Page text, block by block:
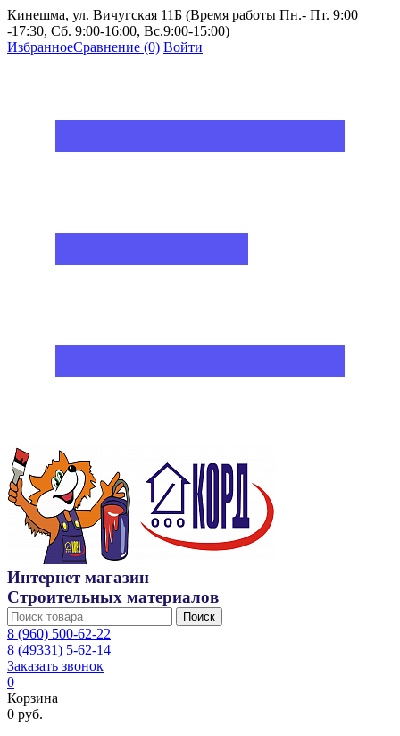
Кинешма, ул. Вичугская 11Б (Время работы Пн.- Пт. 9:00
-17:30, Сб. 9:00-16:00, Вс.9:00-15:00)
ИзбранноеСравнение (0) Войти
Интернет магазин
Строительных материалов
Поиск
8 (960) 500-62-22
8 (49331) 5-62-14
Заказать звонок
0
Корзина
0 руб.